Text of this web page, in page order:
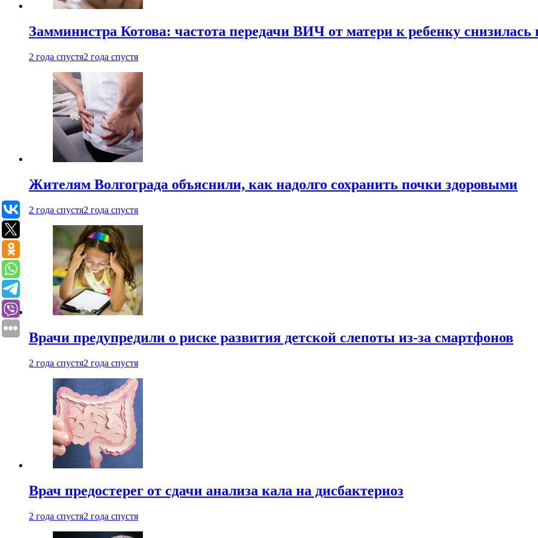
Замминистра Котова: частота передачи ВИЧ от матери к ребенку снизилась
2 года спустя2 года спустя
Жителям Волгограда объяснили, как надолго сохранить почки здоровыми
2 года спустя2 года спустя
Врачи предупредили о риске развития детской слепоты из-за смартфонов
2 года спустя2 года спустя
Врач предостерег от сдачи анализа кала на дисбактериоз
2 года спустя2 года спустя